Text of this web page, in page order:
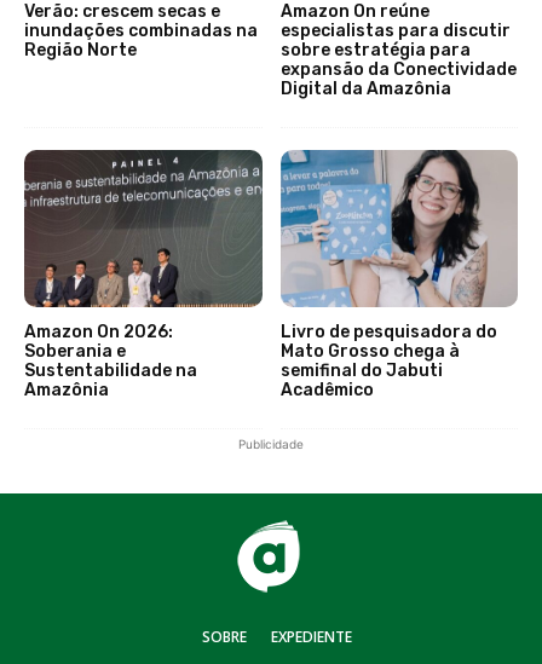
Verão: crescem secas e
inundações combinadas na
Região Norte
Amazon On reúne
especialistas para discutir
sobre estratégia para
expansão da Conectividade
Digital da Amazônia
Amazon On 2026:
Soberania e
Sustentabilidade na
Amazônia
Livro de pesquisadora do
Mato Grosso chega à
semifinal do Jabuti
Acadêmico
Publicidade
SOBRE EXPEDIENTE